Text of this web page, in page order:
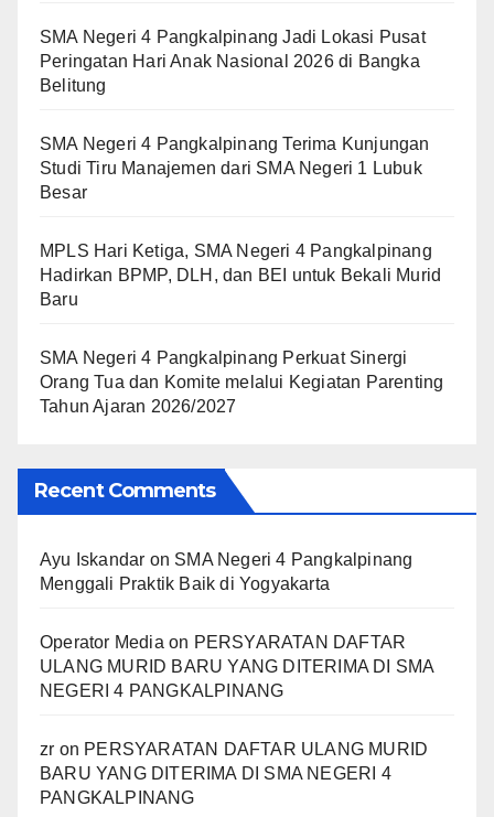
SMA Negeri 4 Pangkalpinang Jadi Lokasi Pusat
Peringatan Hari Anak Nasional 2026 di Bangka
Belitung
SMA Negeri 4 Pangkalpinang Terima Kunjungan
Studi Tiru Manajemen dari SMA Negeri 1 Lubuk
Besar
MPLS Hari Ketiga, SMA Negeri 4 Pangkalpinang
Hadirkan BPMP, DLH, dan BEI untuk Bekali Murid
Baru
SMA Negeri 4 Pangkalpinang Perkuat Sinergi
Orang Tua dan Komite melalui Kegiatan Parenting
Tahun Ajaran 2026/2027
Recent Comments
Ayu Iskandar on SMA Negeri 4 Pangkalpinang
Menggali Praktik Baik di Yogyakarta
Operator Media on PERSYARATAN DAFTAR
ULANG MURID BARU YANG DITERIMA DI SMA
NEGERI 4 PANGKALPINANG
zr on PERSYARATAN DAFTAR ULANG MURID
BARU YANG DITERIMA DI SMA NEGERI 4
PANGKALPINANG